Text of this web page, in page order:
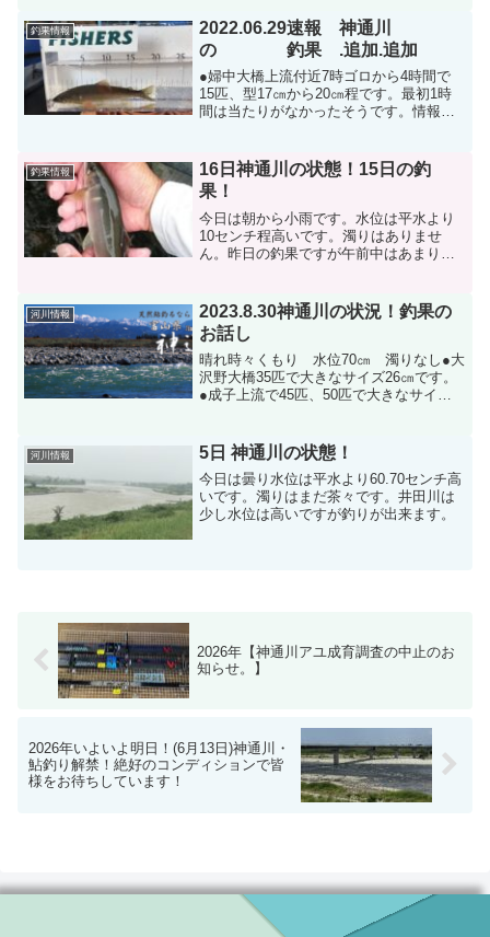
ました...
釣果情報
2022.06.29速報 神通川
の 釣果 .追加.追加
●婦中大橋上流付近7時ゴロから4時間で
15匹、型17㎝から20㎝程です。最初1時
間は当たりがなかったそうです。情報あ
空港前瀬で15匹 17㎝〜21㎝の型です。
7匹お...
釣果情報
16日神通川の状態！15日の釣
果！
今日は朝から小雨です。水位は平水より
10センチ程高いです。濁りはありませ
ん。昨日の釣果ですが午前中はあまり良
れる大会の下見で来店されたお客様で高
速道路下午前中で15尾で...
河川情報
2023.8.30神通川の状況！釣果の
お話し
晴れ時々くもり 水位70㎝ 濁りなし●大
沢野大橋35匹で大きなサイズ26㎝です。
●成子上流で45匹、50匹で大きなサイズ
河川情報 5日 神通川の状態！
今日は曇り水位は平水より60.70センチ高
いです。濁りはまだ茶々です。井田川は
少し水位は高いですが釣りが出来ます。
2026年【神通川アユ成育調査の中止のお
知らせ。】
2026年いよいよ明日！(6月13日)神通川・
鮎釣り解禁！絶好のコンディションで皆
様をお待ちしています！